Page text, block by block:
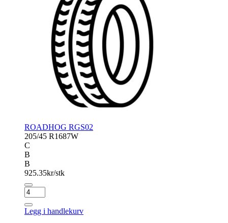
ROADHOG RGS02
205/45 R1687W
C
B
B
925.35kr/stk
ROADHOG
RGS02
antall
Legg i handlekurv